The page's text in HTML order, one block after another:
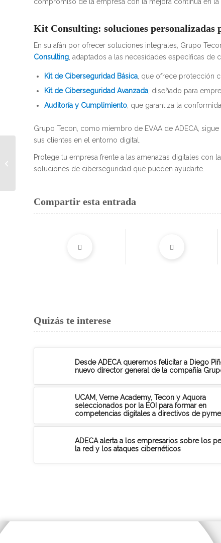
Kit Consulting: soluciones
En su afán por ofrecer soluciones integrales, Grupo
Consulting , adaptados a las necesidades específicas de
Kit de Ciberseguridad Básica , que ofrece protección
Kit de Ciberseguridad Avanzada , diseñado para
Auditoría y Cumplimiento , que garantiza la
Grupo Tecon, como miembro de EVAA de ADECA,
sus clientes en el entorno digital.
Protege tu empresa frente a las amenazas digitales con
soluciones de ciberseguridad que pueden ayudarte.
Compartir esta entrada
Quizás te interese
Desde ADECA queremos felicitar a Diego
nuevo director general de la compañía
UCAM, Verne Academy, Tecon y Aquora
seleccionados por la EOI para formar en
competencias digitales a directivos de
ADECA alerta a los empresarios sobre los
la red y los ataques cibernéticos
oportunidades de la
sostenibilidad en las